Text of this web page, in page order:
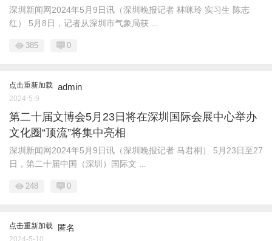
深圳新闻网2024年5月9日讯（深圳晚报记者 林咪玲 实习生 陈志
红） 5月8日，记者从深圳市气象局获 ...
385 0
点击重新加载 admin
2024-5-9
第二十届文博会5月23日将在深圳国际会展中心举办
文化圈“顶流”将集中亮相
深圳新闻网2024年5月9日讯（深圳晚报记者 马君桐） 5月23日至27
日，第二十届中国（深圳）国际文 ...
248 0
点击重新加载 匿名
2024-5-10